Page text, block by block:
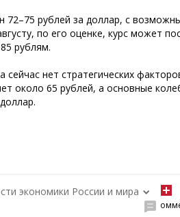
72–75 рублей за доллар, с
по его оценке, курс может
рублям.
сейчас нет стратегических
около 65 рублей, а основные
экономики России и мира